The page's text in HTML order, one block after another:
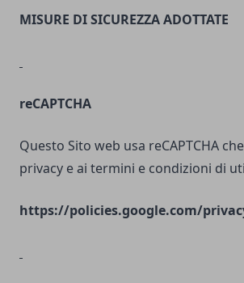
MISURE DI SICUREZZA ADOTTATE
reCAPTCHA
Questo Sito web usa reCAPTCHA
privacy e ai termini e condizioni di
https://policies.google.com/